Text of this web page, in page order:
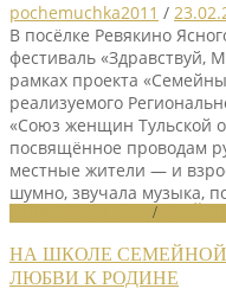
pochemuchka2011 /
В посёлке Ревякино
фестиваль «Здравствуй,
рамках проекта
реализуемого
«Союз женщин Тульской
посвящённое проводам
местные жители — и
шумно, звучала музыка,
/
НА ШКОЛЕ
ЛЮБВИ К РОДИНЕ